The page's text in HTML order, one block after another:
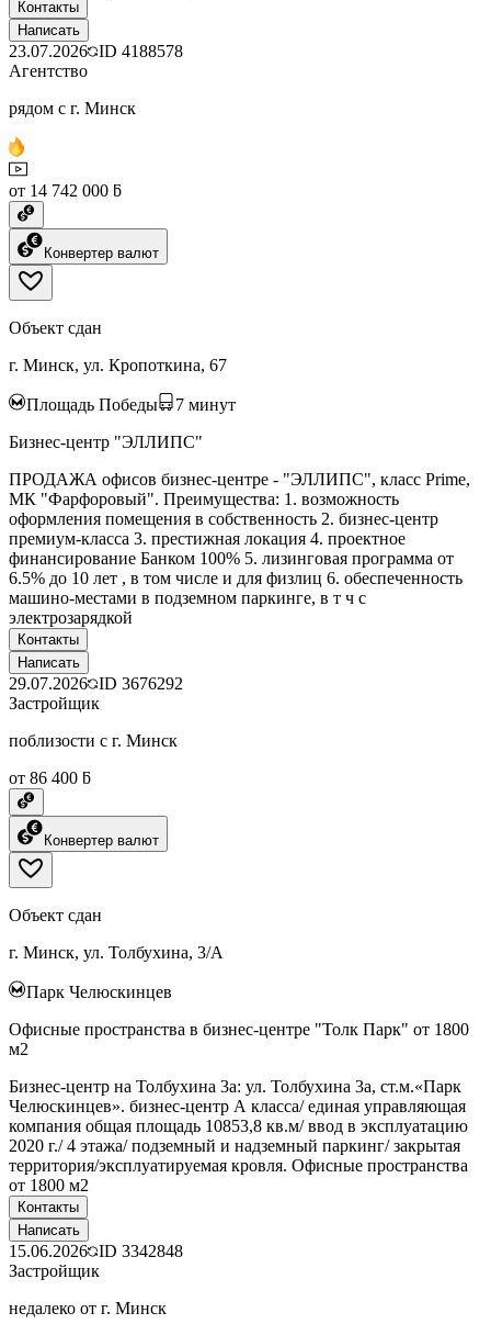
Контакты
Написать
23.07.2026 ID 4188578
Агентство
рядом с г. Минск
от 14 742 000 ƃ
Конвертер валют
Объект сдан
г. Минск, ул. Кропоткина, 67
Площадь Победы 7 минут
Бизнес-центр "ЭЛЛИПС"
ПРОДАЖА офисов бизнес-центре - "ЭЛЛИПС", класс Prime,
МК "Фарфоровый". Преимущества: 1. возможность
оформления помещения в собственность 2. бизнес-центр
премиум-класса 3. престижная локация 4. проектное
финансирование Банком 100% 5. лизинговая программа от
6.5% до 10 лет , в том числе и для физлиц 6. обеспеченность
машино-местами в подземном паркинге, в т ч с
электрозарядкой
Контакты
Написать
29.07.2026 ID 3676292
Застройщик
поблизости с г. Минск
от 86 400 ƃ
Конвертер валют
Объект сдан
г. Минск, ул. Толбухина, 3/А
Парк Челюскинцев
Офисные пространства в бизнес-центре "Толк Парк" от 1800
м2
Бизнес-центр на Толбухина 3а: ул. Толбухина 3а, ст.м.«Парк
Челюскинцев». бизнес-центр А класса/ единая управляющая
компания общая площадь 10853,8 кв.м/ ввод в эксплуатацию
2020 г./ 4 этажа/ подземный и надземный паркинг/ закрытая
территория/эксплуатируемая кровля. Офисные пространства
от 1800 м2
Контакты
Написать
15.06.2026 ID 3342848
Застройщик
недалеко от г. Минск